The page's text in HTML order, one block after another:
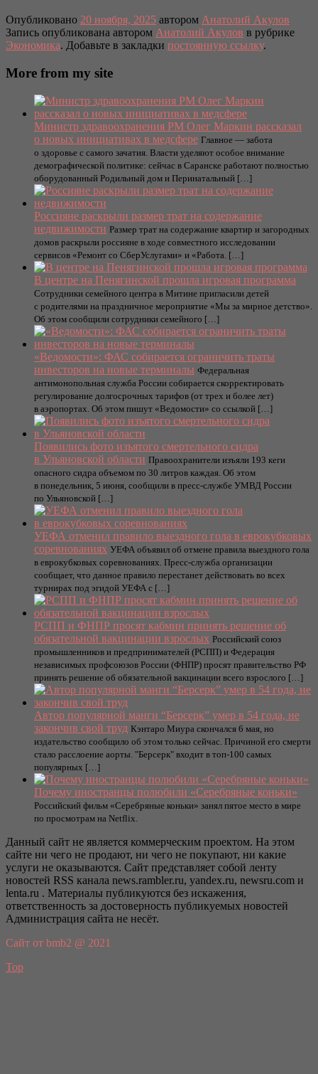
Опубликовано 20 ноября, 2025 автором Анатолий Акулов
Запись опубликована автором Анатолий Акулов в рубрике
Экономика. Добавьте в закладки постоянную ссылку.
More from my site
Министр здравоохранения РМ Олег Маркин рассказал
о новых инициативах в медсфере Главное — забота
о здоровье с самого зачатия. Власти уделяют особое внимание
демографической политике: сейчас в Саранске работают полностью
оборудованный Родильный дом и Перинатальный […]
Россияне раскрыли размер трат на содержание
недвижимости Размер трат на содержание квартир и загородных
домов раскрыли россияне в ходе совместного исследовании
сервисов «Ремонт со СберУслугами» и «Работа. […]
В центре на Пенягинской прошла игровая программа
Сотрудники семейного центра в Митине пригласили детей
с родителями на праздничное мероприятие «Мы за мирное детство».
Об этом сообщили сотрудники семейного […]
«Ведомости»: ФАС собирается ограничить траты
инвесторов на новые терминалы Федеральная
антимонопольная служба России собирается скорректировать
регулирование долгосрочных тарифов (от трех и более лет)
в аэропортах. Об этом пишут «Ведомости» со ссылкой […]
Появились фото изъятого смертельного сидра
в Ульяновской области Правоохранители изъяли 193 кеги
опасного сидра объемом по 30 литров каждая. Об этом
в понедельник, 5 июня, сообщили в пресс-службе УМВД России
по Ульяновской […]
УЕФА отменил правило выездного гола в еврокубковых
соревнованиях УЕФА объявил об отмене правила выездного гола
в еврокубковых соревнованиях. Пресс-служба организации
сообщает, что данное правило перестанет действовать во всех
турнирах под эгидой УЕФА с […]
РСПП и ФНПР просят кабмин принять решение об
обязательной вакцинации взрослых Российский союз
промышленников и предпринимателей (РСПП) и Федерация
независимых профсоюзов России (ФНПР) просят правительство РФ
принять решение об обязательной вакцинации всего взрослого […]
Автор популярной манги “Берсерк” умер в 54 года, не
закончив свой труд Кэнтаро Миура скончался 6 мая, но
издательство сообщило об этом только сейчас. Причиной его смерти
стало расслоение аорты. "Берсерк" входит в топ-100 самых
популярных […]
Почему иностранцы полюбили «Серебряные коньки»
Российский фильм «Серебряные коньки» занял пятое место в мире
по просмотрам на Netflix.
Данный сайт не является коммерческим проектом. На этом
сайте ни чего не продают, ни чего не покупают, ни какие
услуги не оказываются. Сайт представляет собой ленту
новостей RSS канала news.rambler.ru, yandex.ru, newsru.com и
lenta.ru . Материалы публикуются без искажения,
ответственность за достоверность публикуемых новостей
Администрация сайта не несёт.
Сайт от bmb2 @ 2021
Top